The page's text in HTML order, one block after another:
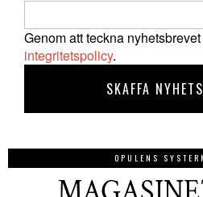
Genom att teckna
integritetspolicy.
OPULENS